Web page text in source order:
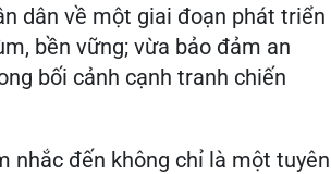
dân về một giai đoạn phát triển
bền vững; vừa bảo đảm an
bối cảnh cạnh tranh chiến
nhắc đến không chỉ là một tuyên